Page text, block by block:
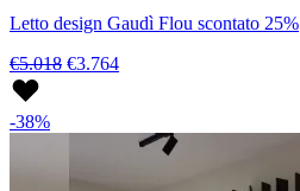
Letto design Gaudì Flou scontato 25%
€5.018 €3.764
-38%